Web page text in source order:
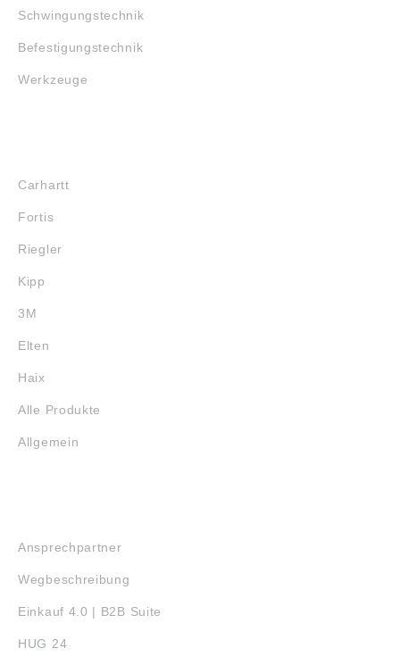
Schwingungstechnik
Befestigungstechnik
Werkzeuge
Carhartt
Fortis
Riegler
Kipp
3M
Elten
Haix
Alle Produkte
Allgemein
Ansprechpartner
Wegbeschreibung
Einkauf 4.0 | B2B Suite
HUG 24